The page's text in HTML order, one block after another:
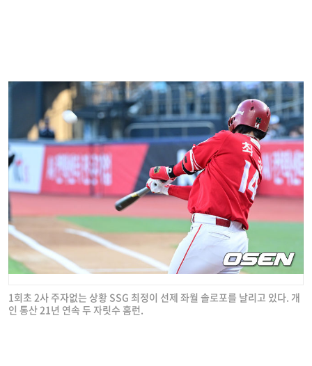
1회초 2사 주자없는 상황 SSG 최정이 선제 좌월 솔로포를 날리고 있다. 개
인 통산 21년 연속 두 자릿수 홈런.